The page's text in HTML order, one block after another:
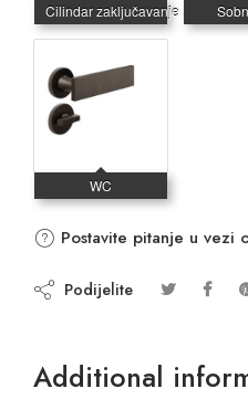
Postavite pitanje u vezi
Podijelite
Additional